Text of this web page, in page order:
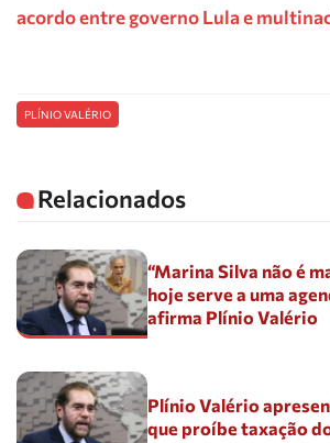
acordo entre governo Lula e
PLÍNIO VALÉRIO
Relacionados
“Marina Silva não é
hoje serve a uma
afirma Plínio Valério
Plínio Valério
que proíbe taxação